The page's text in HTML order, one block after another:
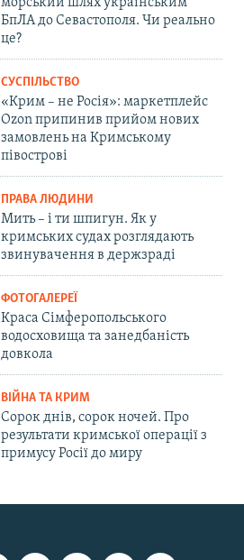
морський шлях українським
БпЛА до Севастополя. Чи реально
це?
СУСПІЛЬСТВО
«Крим – не Росія»: маркетплейс
Ozon припинив прийом нових
замовлень на Кримському
півострові
ПРАВА ЛЮДИНИ
Мить – і ти шпигун. Як у
кримських судах розглядають
звинувачення в держзраді
ФОТОГАЛЕРЕЇ
Краса Сімферопольського
водосховища та занедбаність
довкола
ВІЙНА ТА КРИМ
Сорок днів, сорок ночей. Про
результати кримської операції з
примусу Росії до миру